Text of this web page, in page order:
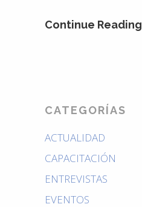
Continue Reading
CATEGORÍAS
ACTUALIDAD
CAPACITACIÓN
ENTREVISTAS
EVENTOS